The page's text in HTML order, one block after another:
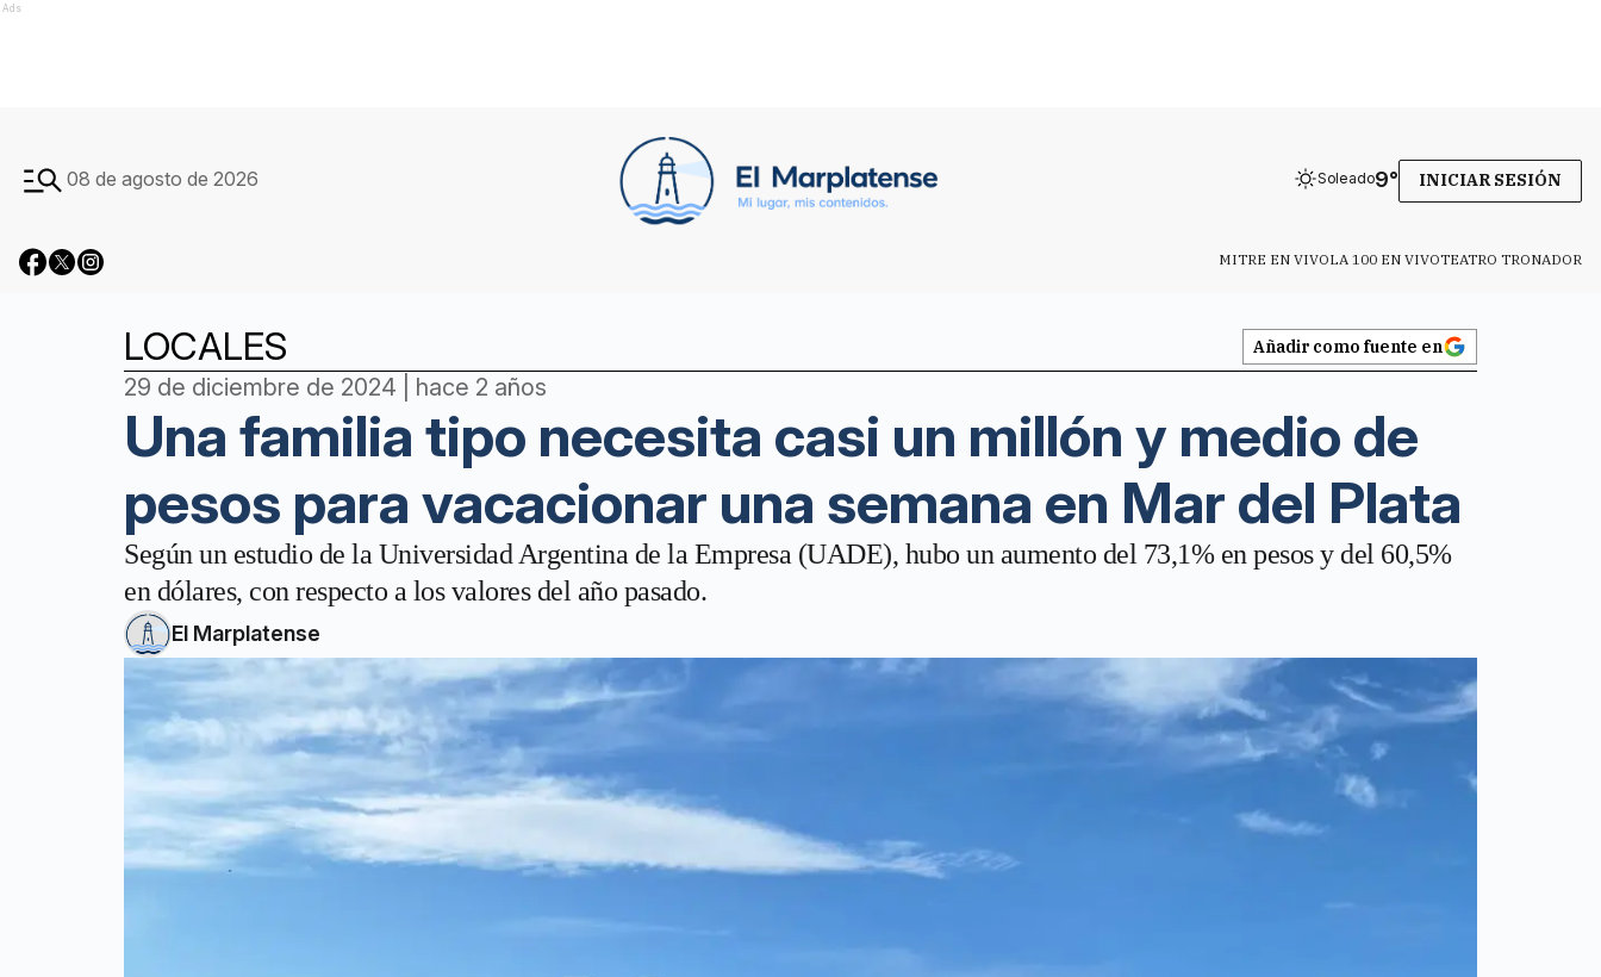
Ads
08 de agosto de 2026 Soleado9° INICIAR SESIÓN
MITRE EN VIVOLA 100 EN VIVOTEATRO TRONADOR
LOCALES Añadir como fuente en
29 de diciembre de 2024 | hace 2 años
Una familia tipo necesita casi un millón y medio de
pesos para vacacionar una semana en Mar del Plata
Según un estudio de la Universidad Argentina de la Empresa (UADE), hubo un aumento del 73,1% en pesos y del 60,5%
en dólares, con respecto a los valores del año pasado.
El Marplatense